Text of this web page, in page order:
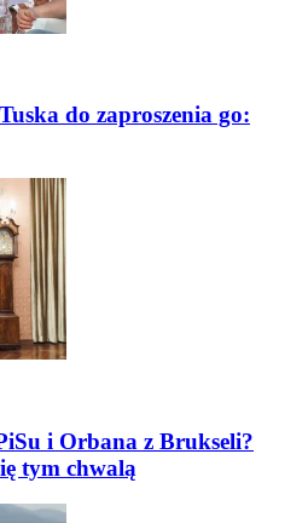
do zaproszenia go:
i Orbana z Brukseli?
tym chwalą